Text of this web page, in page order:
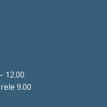
12.00
9.00